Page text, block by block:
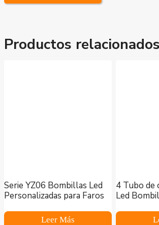
Productos relacionados
Serie YZ06 Bombillas Led
Personalizadas para Faros
Leer Más
4 Tubo de
Led